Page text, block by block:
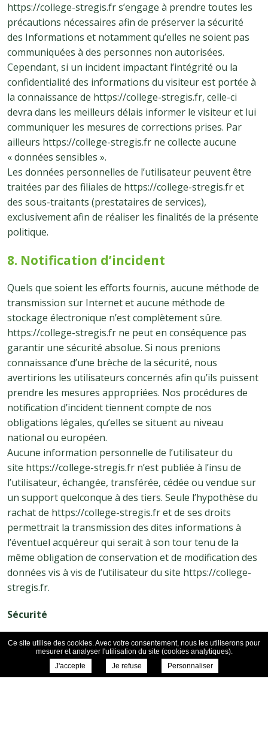
https://college-stregis.fr s’engage à prendre toutes les
précautions nécessaires afin de préserver la sécurité
des Informations et notamment qu’elles ne soient pas
communiquées à des personnes non autorisées.
Cependant, si un incident impactant l’intégrité ou la
confidentialité des informations du visiteur est portée à
la connaissance de https://college-stregis.fr, celle-ci
devra dans les meilleurs délais informer le visiteur et lui
communiquer les mesures de corrections prises. Par
ailleurs https://college-stregis.fr ne collecte aucune
« données sensibles ».
Les données personnelles de l’utilisateur peuvent être
traitées par des filiales de https://college-stregis.fr et
des sous-traitants (prestataires de services),
exclusivement afin de réaliser les finalités de la présente
politique.
8. Notification d’incident
Quels que soient les efforts fournis, aucune méthode de
transmission sur Internet et aucune méthode de
stockage électronique n’est complètement sûre.
https://college-stregis.fr ne peut en conséquence pas
garantir une sécurité absolue. Si nous prenions
connaissance d’une brèche de la sécurité, nous
avertirions les utilisateurs concernés afin qu’ils puissent
prendre les mesures appropriées. Nos procédures de
notification d’incident tiennent compte de nos
obligations légales, qu’elles se situent au niveau
national ou européen.
Aucune information personnelle de l’utilisateur du
site https://college-stregis.fr n’est publiée à l’insu de
l’utilisateur, échangée, transférée, cédée ou vendue sur
un support quelconque à des tiers. Seule l’hypothèse du
rachat de https://college-stregis.fr et de ses droits
permettrait la transmission des dites informations à
l’éventuel acquéreur qui serait à son tour tenu de la
même obligation de conservation et de modification des
données vis à vis de l’utilisateur du site https://college-
stregis.fr.
Sécurité
Pour assurer la sécurité et la confidentialité des
Données Personnelles et des Données Personnelles de
Santé, https://college-stregis.fr utilise des réseaux
Ce site utilise des cookies. Avec votre consentement, nous les utiliserons pour
mesurer et analyser l'utilisation du site (cookies analytiques).
J'accepte
Je refuse Personnaliser